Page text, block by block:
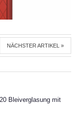
NÄCHSTER ARTIKEL »
Bleiverglasung mit